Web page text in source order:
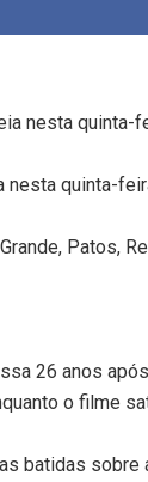
nesta quinta-
quinta-
Patos,
26 anos
o filme
batidas sobre